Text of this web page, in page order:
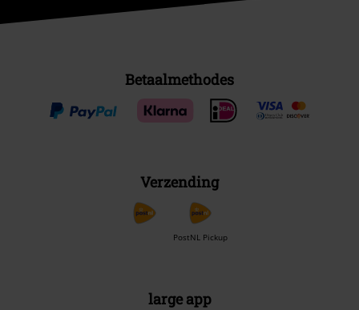
Betaalmethodes
Verzending
PostNL Pickup
large app